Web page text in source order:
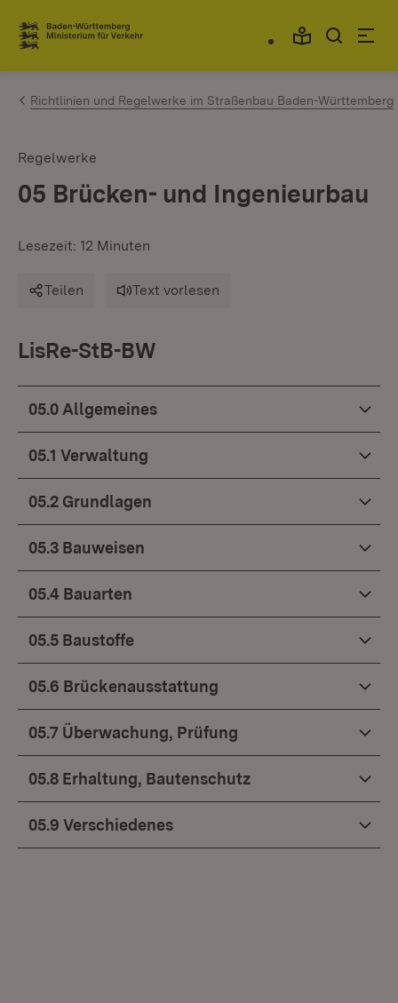
Zum Inhalt springen
Link zur Startseite
Richtlinien und Regelwerke im Straßenbau Baden-Württemberg
Regelwerke
05 Brücken- und Ingenieurbau
Lesezeit: 12 Minuten
Teilen Text vorlesen
LisRe-StB-BW
05.0 Allgemeines
05.1 Verwaltung
05.2 Grundlagen
05.3 Bauweisen
05.4 Bauarten
05.5 Baustoffe
05.6 Brückenausstattung
05.7 Überwachung, Prüfung
05.8 Erhaltung, Bautenschutz
05.9 Verschiedenes